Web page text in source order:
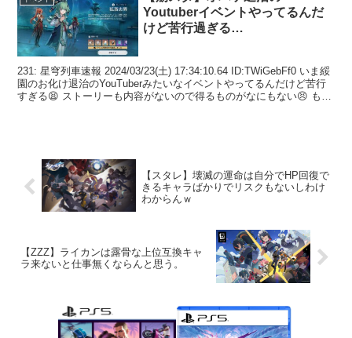
Youtuberイベントやってるんだ
けど苦行過ぎる…
231: 星穹列車速報 2024/03/23(土) 17:34:10.64 ID:TWiGebFf0 いま綏
園のお化け退治のYouTuberみたいなイベントやってるんだけど苦行
すぎる😫 ストーリーも内容がないので得るものがなにもない😣 も
【スタレ】壊滅の運命は自分でHP回復で
きるキャラばかりでリスクもないしわけ
わからんｗ
【ZZZ】ライカンは露骨な上位互換キャ
ラ来ないと仕事無くならんと思う。